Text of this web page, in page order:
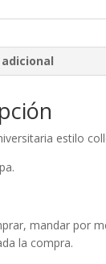
estilo
mandar por
la compra.